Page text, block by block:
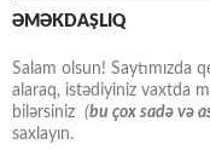
ƏMƏKDAŞLIQ
Salam olsun! Saytımızda
alaraq, istədiyiniz vaxtda
bilərsiniz (bu çox sadə və
saxlayın.